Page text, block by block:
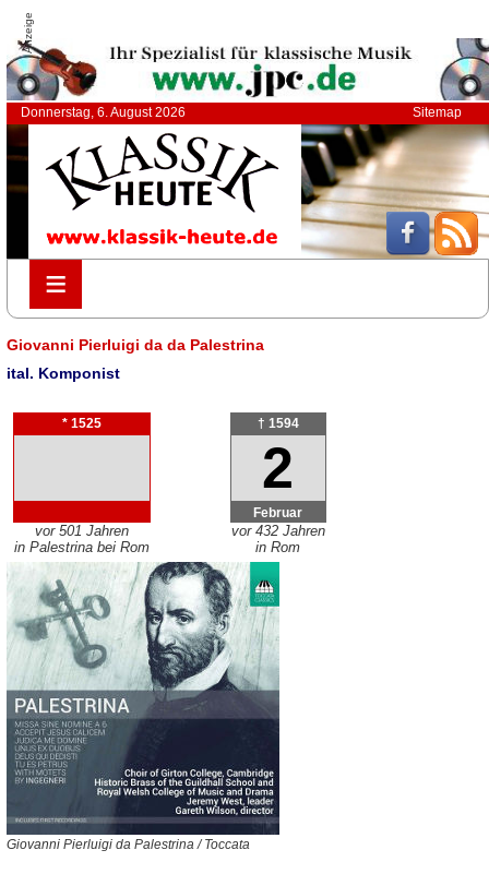
Anzeige
Donnerstag, 6. August 2026 Sitemap
≡
≡
Giovanni Pierluigi da da Palestrina
ital. Komponist
* 1525
vor 501 Jahren
in Palestrina bei Rom
† 1594
2
Februar
vor 432 Jahren
in Rom
Giovanni Pierluigi da Palestrina / Toccata